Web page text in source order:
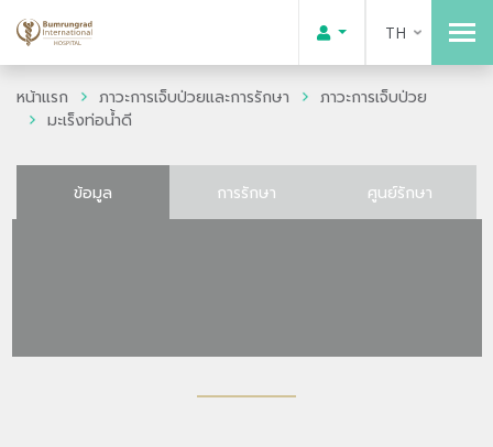
TH
หน้าแรก ภาวะการเจ็บป่วยและการรักษา
ภาวะการเจ็บป่วย
มะเร็งท่อน้ำดี
ข้อมูล การรักษา ศูนย์รักษา